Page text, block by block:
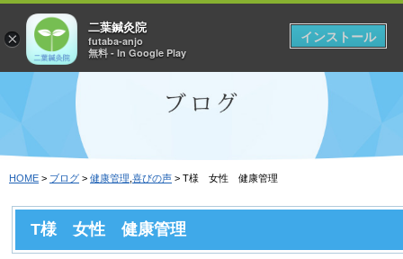
HOME > ブログ > 健康管理 喜びの声 > T様 女性 健康管理
T様 女性 健康管理
×
二葉鍼灸院
futaba-anjo
無料 - In Google Play
インストール